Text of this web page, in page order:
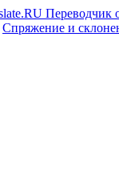
Спряжение и